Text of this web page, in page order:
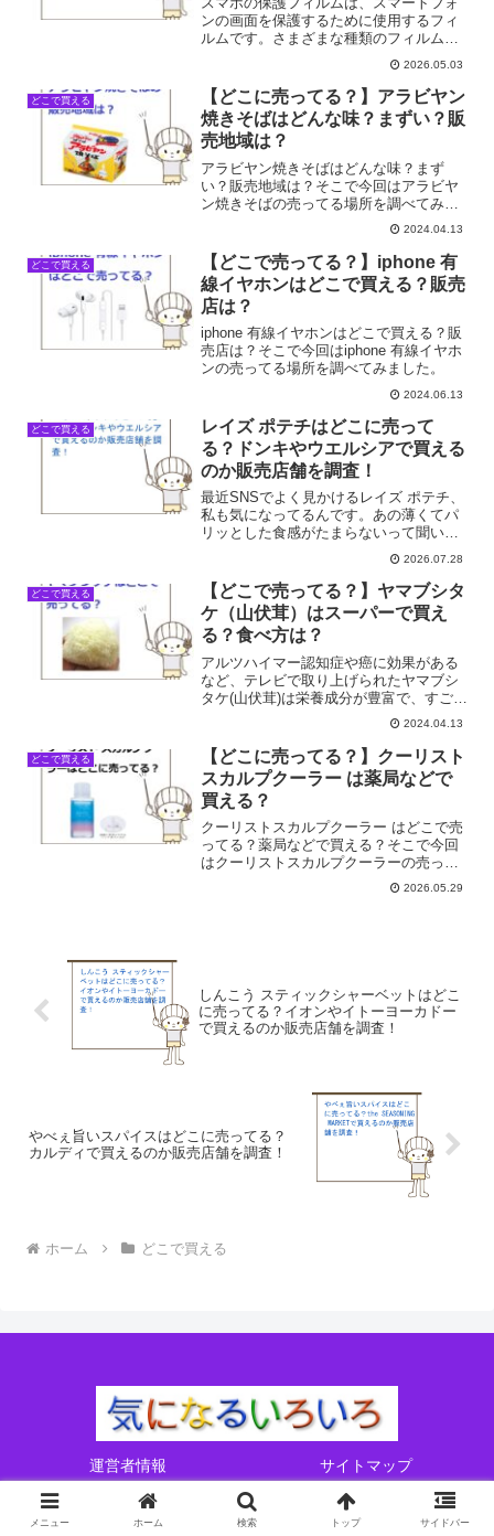
ンの画面を保護するために使用するフィ
ルムです。さまざまな種類のフィルムが
販売されており、どのタイプを選ぶべき
か迷っている人も多いでしょう。今回
は、スマホの保護フィルムがどこで手に
入るのか、身近な店舗を中心...
2026.05.03
どこで買える
【どこに売ってる？】アラビヤン
焼きそばはどんな味？まずい？販
売地域は？
アラビヤン焼きそばはどんな味？まず
い？販売地域は？そこで今回はアラビヤ
ン焼きそばの売ってる場所を調べてみま
2024.04.13
どこで買える
【どこで売ってる？】iphone 有
線イヤホンはどこで買える？販売
店は？
iphone 有線イヤホンはどこで買える？販
売店は？そこで今回はiphone 有線イヤホ
ンの売ってる場所を調べてみました。
2024.06.13
どこで買える
レイズ ポテチはどこに売って
る？ドンキやウエルシアで買える
のか販売店舗を調査！
最近SNSでよく見かけるレイズ ポテチ、
私も気になってるんです。あの薄くてパ
リッとした食感がたまらないって聞い
て、一度食べてみたいなとずっと思って
て。でも、いざ買おうと思うと、あれ？
どこで見たっけ？ってなりませんか？
私、よくなるんです、これ...
2026.07.28
どこで買える
【どこで売ってる？】ヤマブシタ
ケ（山伏茸）はスーパーで買え
る？食べ方は？
アルツハイマー認知症や癌に効果がある
など、テレビで取り上げられたヤマブシ
タケ(山伏茸)は栄養成分が豊富で、すごい
パワーを秘めたきのこですね。ヤマブシ
タケ（山伏茸）はどこで売ってる？スー
パーで買える？食べ方は？そこで今回は
ヤマブシタケ（山伏茸...
2024.04.13
どこで買える
【どこに売ってる？】クーリスト
スカルプクーラー は薬局などで
買える？
クーリストスカルプクーラー はどこで売
ってる？薬局などで買える？そこで今回
はクーリストスカルプクーラーの売って
2026.05.29
しんこう スティックシャーベットはどこ
に売ってる？イオンやイトーヨーカドー
で買えるのか販売店舗を調査！
やべぇ旨いスパイスはどこに売ってる？
カルディで買えるのか販売店舗を調査！
ホーム どこで買える
運営者情報 サイトマップ
Copyright © 2017-2026 気になるいろいろ All Rights Reserved.
メニュー ホーム 検索 トップ サイドバー